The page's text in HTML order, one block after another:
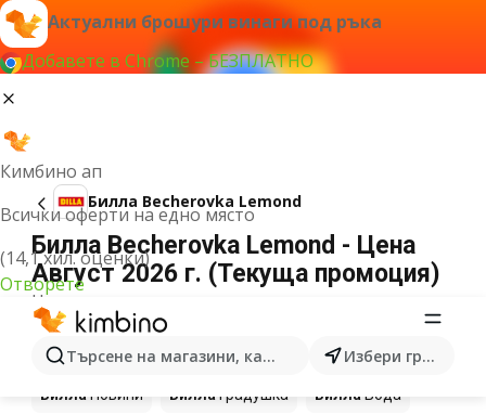
Актуални брошури винаги под ръка
Добавете в Chrome – БЕЗПЛАТНО
Кимбино ап
Всички оферти на едно място
(14,1 хил. оценки)
Отворете
Търсене на магазини, категории, продукти...Избери град
Билла Becherovka Lemond
Билла Becherovka Lemond - Цена
Август 2026 г. (Текуща промоция)
Не можахме да намерим резултати за този
термин.
Още продукти в магазините Билла
БиллаНовини БиллаГрадушка БиллаВода